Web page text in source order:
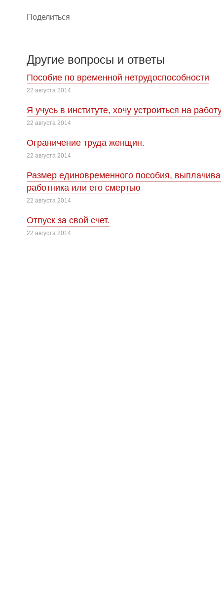
Поделиться
Другие вопросы и ответы
Пособие по временной нетрудоспособности
22 августа 2014
Я учусь в институте, хочу устроиться на
22 августа 2014
Ограничение труда женщин.
22 августа 2014
Размер единовременного пособия,
работника или его смертью
22 августа 2014
Отпуск за свой счет.
22 августа 2014